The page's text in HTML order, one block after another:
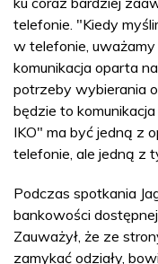
telefonie. "Kiedy
w telefonie,
komunikacja oparta
potrzeby wybierania
będzie to komunikacja
IKO" ma być jedną z
telefonie, ale jedną z
Podczas spotkania
bankowości
Zauważył, że ze
zamykać odziały,